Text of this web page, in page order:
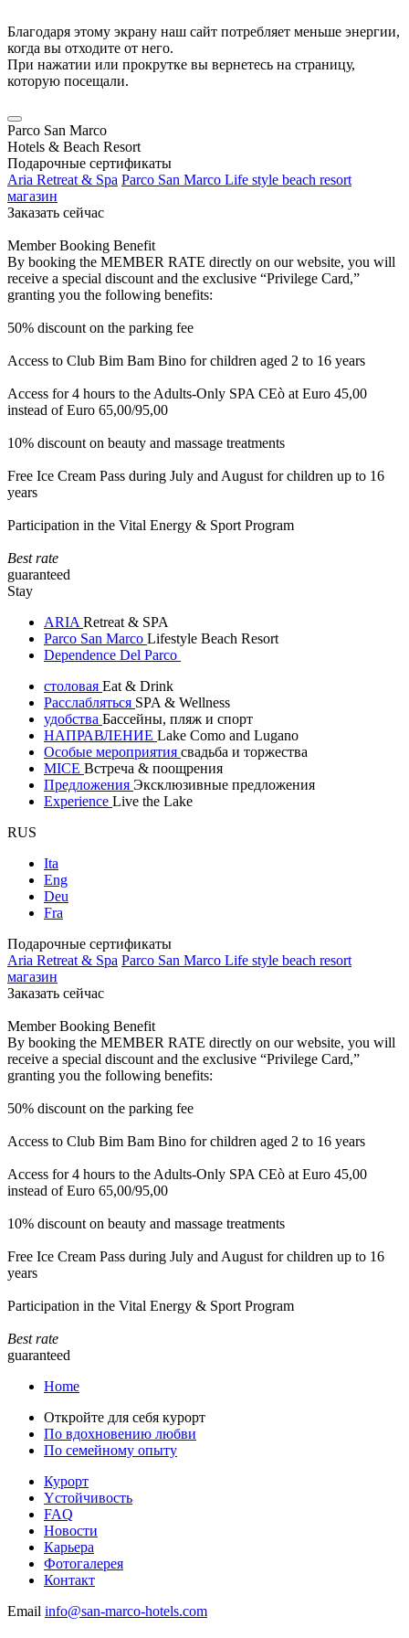
Благодаря этому экрану наш сайт потребляет меньше энергии,
когда вы отходите от него.
При нажатии или прокрутке вы вернетесь на страницу,
которую посещали.
Parco San Marco
Hotels & Beach Resort
Подарочные сертификаты
Aria Retreat & Spa Parco San Marco Life style beach resort
магазин
Заказать сейчас
Member Booking Benefit
By booking the MEMBER RATE directly on our website, you will
receive a special discount and the exclusive “Privilege Card,”
granting you the following benefits:
50% discount on the parking fee
Access to Club Bim Bam Bino for children aged 2 to 16 years
Access for 4 hours to the Adults-Only SPA CEò at Euro 45,00
instead of Euro 65,00/95,00
10% discount on beauty and massage treatments
Free Ice Cream Pass during July and August for children up to 16
years
Participation in the Vital Energy & Sport Program
Best rate
guaranteed
Stay
ARIA Retreat & SPA
Parco San Marco Lifestyle Beach Resort
Dependence Del Parco
столовая Eat & Drink
Расслабляться SPA & Wellness
удобства Бассейны, пляж и спорт
НАПРАВЛЕНИЕ Lake Como and Lugano
Особые мероприятия свадьба и торжества
MICE Встреча & поощрения
Предложения Эксклюзивные предложения
Experience Live the Lake
RUS
Ita
Eng
Deu
Fra
Подарочные сертификаты
Aria Retreat & Spa Parco San Marco Life style beach resort
магазин
Заказать сейчас
Member Booking Benefit
By booking the MEMBER RATE directly on our website, you will
receive a special discount and the exclusive “Privilege Card,”
granting you the following benefits:
50% discount on the parking fee
Access to Club Bim Bam Bino for children aged 2 to 16 years
Access for 4 hours to the Adults-Only SPA CEò at Euro 45,00
instead of Euro 65,00/95,00
10% discount on beauty and massage treatments
Free Ice Cream Pass during July and August for children up to 16
years
Participation in the Vital Energy & Sport Program
Best rate
guaranteed
Home
Откройте для себя курорт
По вдохновению любви
По семейному опыту
Курорт
Yстойчивость
FAQ
Новости
Карьера
Фотогалерея
Контакт
Email info@san-marco-hotels.com